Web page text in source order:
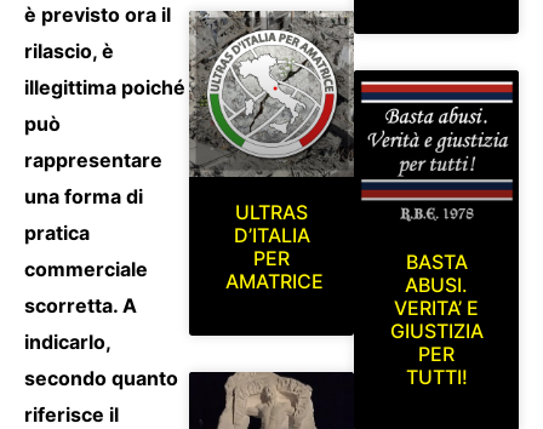
è previsto ora il
rilascio, è
illegittima poiché
può
rappresentare
una forma di
pratica
commerciale
scorretta. A
indicarlo,
secondo quanto
riferisce il
ULTRAS
D’ITALIA
PER
AMATRICE
BASTA
ABUSI.
VERITA’ E
GIUSTIZIA
PER
TUTTI!